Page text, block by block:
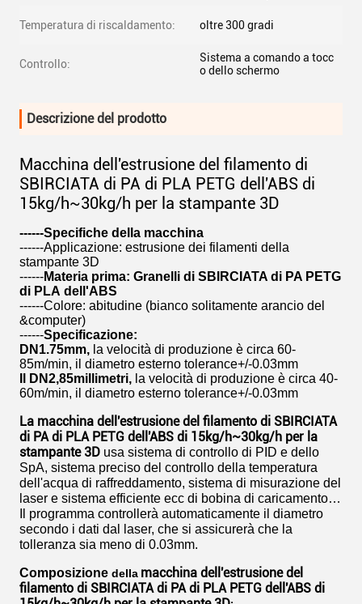
Temperatura di riscaldamento: oltre 300 gradi
Controllo:
Sistema a comando a tocc
o dello schermo
Descrizione del prodotto
Macchina dell'estrusione del filamento di
SBIRCIATA di PA di PLA PETG dell'ABS di
15kg/h~30kg/h per la stampante 3D
------Specifiche della macchina
------Applicazione: estrusione dei filamenti della
stampante 3D
------Materia prima: Granelli di SBIRCIATA di PA PETG
di PLA dell'ABS
------Colore: abitudine (bianco solitamente arancio del
&computer)
------Specificazione:
DN1.75mm, la velocità di produzione è circa 60-
85m/min, il diametro esterno tolerance+/-0.03mm
Il DN2,85millimetri, la velocità di produzione è circa 40-
60m/min, il diametro esterno tolerance+/-0.03mm
La macchina dell'estrusione del filamento di SBIRCIATA
di PA di PLA PETG dell'ABS di 15kg/h~30kg/h per la
stampante 3D usa sistema di controllo di PID e dello
SpA, sistema preciso del controllo della temperatura
dell'acqua di raffreddamento, sistema di misurazione del
laser e sistema efficiente ecc di bobina di caricamento…
Il programma controllerà automaticamente il diametro
secondo i dati dal laser, che si assicurerà che la
tolleranza sia meno di 0.03mm.
Composizione della macchina dell'estrusione del
filamento di SBIRCIATA di PA di PLA PETG dell'ABS di